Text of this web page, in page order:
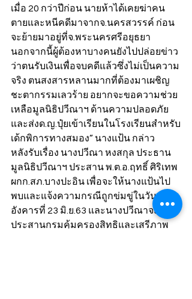
เมื่อ 20 กว่าปีก่อน นายห้าได้เคยฆ่าคน
ตายและหนีคดีมาจากจ.นครสวรรค์ ก่อน
จะย้ายมาอยู่ที่จ.พระนครศรีอยุธยา
นอกจากนี้ผู้ต้องหาบางคนยังไปปล่อยข่าว
ว่าตนรับเงินเพื่อจบคดีแล้วซึ่งไม่เป็นความ
จริง ตนสงสารหลานมากที่ต้องมาเผชิญ
ชะตากรรมเลวร้าย อยากจะขอความช่วย
เหลือมูลนิธิปวีณาฯ ด้านความปลอดภัย
และส่งด.ญ.ปุ๋ยเข้าเรียนในโรงเรียนสำหรับ
เด้กพิการทางสมอง” นางแป้น กล่าว
หลังรับเรื่อง นางปวีณา หงสกุล ประธาน
มูลนิธิปวีณาฯ ประสาน พ.ต.อ.ฤทธิ์ ศิริเทพ
ผกก.สภ.บางปะอิน เพื่อจะให้นางแป้นไป
พบและแจ้งความกรณีถูกข่มขู่ในวัน
อังคารที่ 23 มิ.ย.63 และนางปวีณาจะ
ประสานกรมคุ้มครองสิทธิและเสรีภาพ